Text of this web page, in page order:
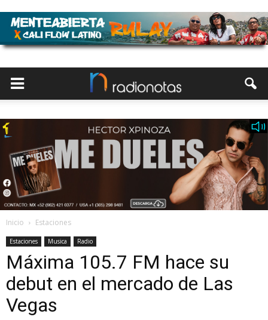
Inicio Estaciones
Estaciones Musica Radio
Máxima 105.7 FM hace su
debut en el mercado de Las
Vegas